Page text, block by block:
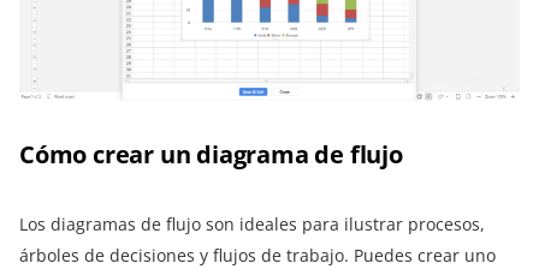
Cómo crear un diagrama de flujo
Los diagramas de flujo son ideales para ilustrar procesos,
árboles de decisiones y flujos de trabajo. Puedes crear uno